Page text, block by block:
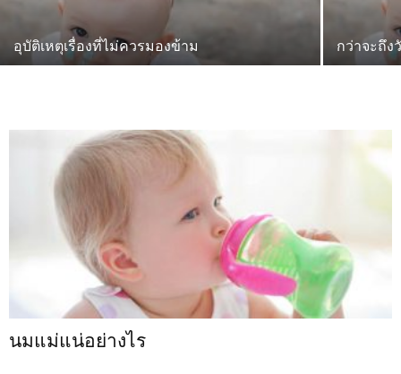
อุบัติเหตุเรื่องที่ไม่ควรมองข้าม กว่าจะถึง
นมแม่แน่อย่างไร